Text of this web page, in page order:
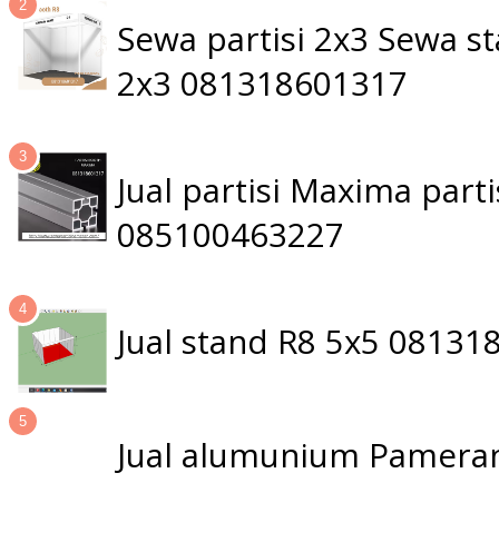
Sewa partisi 2x3 Sewa
2x3 081318601317
Jual partisi Maxima
085100463227
Jual stand R8 5x5
Jual alumunium